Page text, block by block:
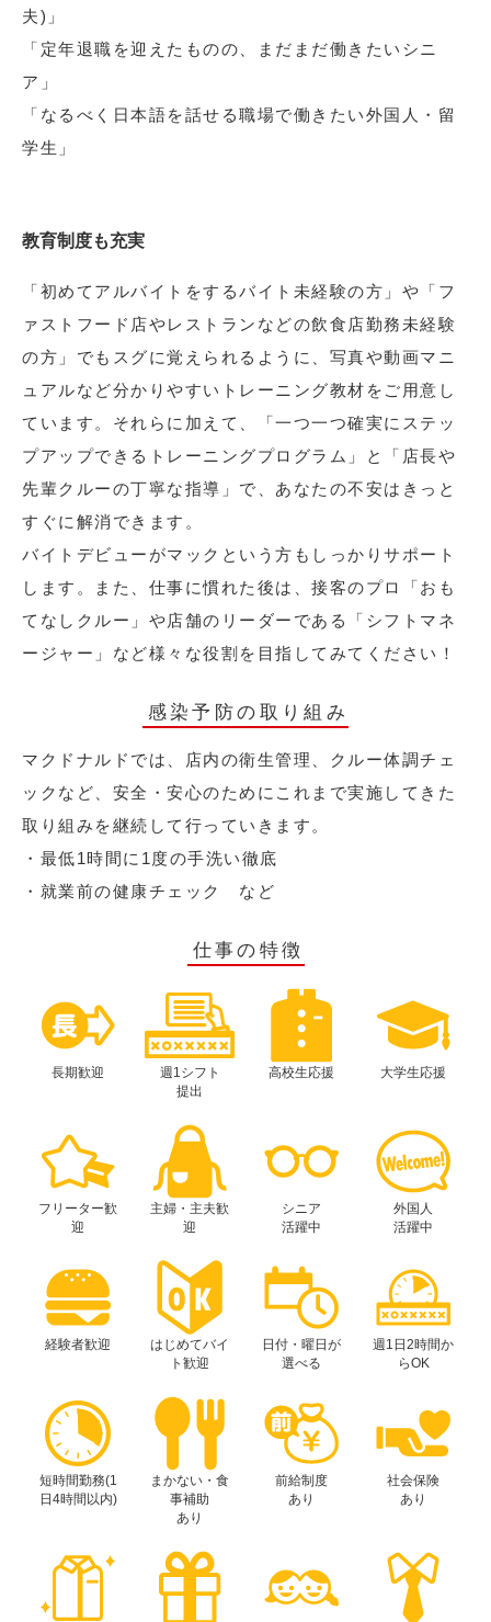
夫)」
「定年退職を迎えたものの、まだまだ働きたいシニ
ア」
「なるべく日本語を話せる職場で働きたい外国人・留
学生」
教育制度も充実
「初めてアルバイトをするバイト未経験の方」や「フ
ァストフード店やレストランなどの飲食店勤務未経験
の方」でもスグに覚えられるように、写真や動画マニ
ュアルなど分かりやすいトレーニング教材をご用意し
ています。それらに加えて、「一つ一つ確実にステッ
プアップできるトレーニングプログラム」と「店長や
先輩クルーの丁寧な指導」で、あなたの不安はきっと
すぐに解消できます。
バイトデビューがマックという方もしっかりサポート
します。また、仕事に慣れた後は、接客のプロ「おも
てなしクルー」や店舗のリーダーである「シフトマネ
ージャー」など様々な役割を目指してみてください！
感染予防の取り組み
マクドナルドでは、店内の衛生管理、クルー体調チェ
ックなど、安全・安心のためにこれまで実施してきた
取り組みを継続して行っていきます。
・最低1時間に1度の手洗い徹底
・就業前の健康チェック など
仕事の特徴
長期歓迎
週1シフト
提出
高校生応援 大学生応援
フリーター歓
迎
主婦・主夫歓
迎
シニア
活躍中
外国人
活躍中
経験者歓迎
はじめてバイ
ト歓迎
日付・曜日が
選べる
週1日2時間か
らOK
短時間勤務(1
日4時間以内)
まかない・食
事補助
あり
前給制度
あり
社会保険
あり